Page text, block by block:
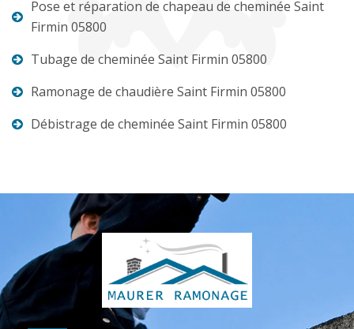
Pose et réparation de chapeau de cheminée Saint
Firmin 05800
Tubage de cheminée Saint Firmin 05800
Ramonage de chaudière Saint Firmin 05800
Débistrage de cheminée Saint Firmin 05800